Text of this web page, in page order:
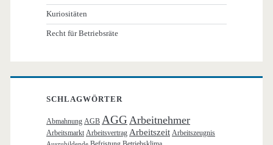
Kuriositäten
Recht für Betriebsräte
SCHLAGWÖRTER
Abmahnung AGB AGG Arbeitnehmer
Arbeitsmarkt Arbeitsvertrag Arbeitszeit Arbeitszeugnis